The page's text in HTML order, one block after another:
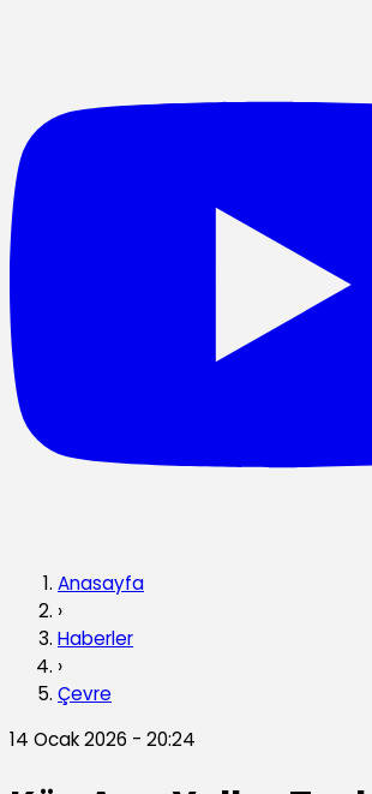
Anasayfa
›
Haberler
›
Çevre
14 Ocak 2026 - 20:24